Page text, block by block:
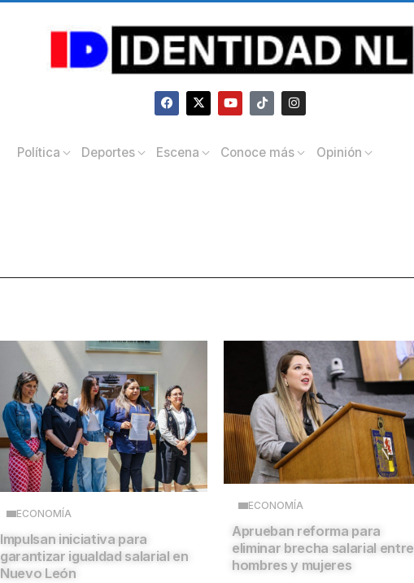
Política Deportes Escena Conoce más Opinión
ECONOMÍA
Impulsan iniciativa para
garantizar igualdad salarial en
Nuevo León
ECONOMÍA
Aprueban reforma para
eliminar brecha salarial entre
hombres y mujeres